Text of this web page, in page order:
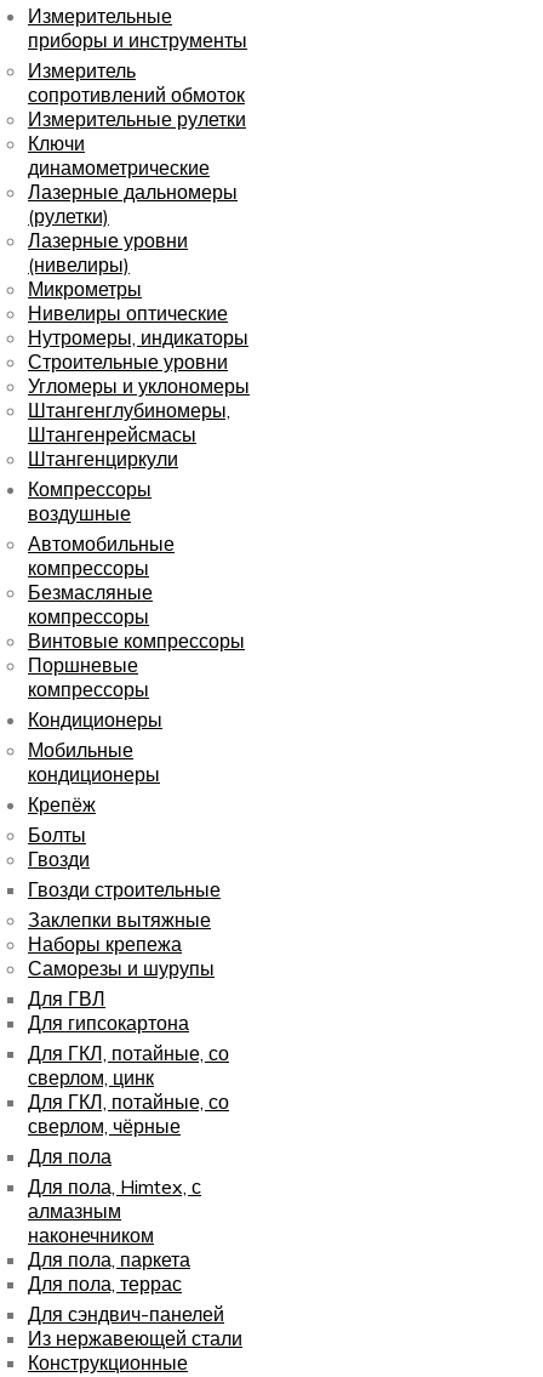
Измерительные
приборы и инструменты
Измеритель
сопротивлений обмоток
Измерительные рулетки
Ключи
динамометрические
Лазерные дальномеры
(рулетки)
Лазерные уровни
(нивелиры)
Микрометры
Нивелиры оптические
Нутромеры, индикаторы
Строительные уровни
Угломеры и уклономеры
Штангенглубиномеры,
Штангенрейсмасы
Штангенциркули
Компрессоры
воздушные
Автомобильные
компрессоры
Безмасляные
компрессоры
Винтовые компрессоры
Поршневые
компрессоры
Кондиционеры
Мобильные
кондиционеры
Крепёж
Болты
Гвозди
Гвозди строительные
Заклепки вытяжные
Наборы крепежа
Саморезы и шурупы
Для ГВЛ
Для гипсокартона
Для ГКЛ, потайные, со
сверлом, цинк
Для ГКЛ, потайные, со
сверлом, чёрные
Для пола
Для пола, Himtex, с
алмазным
наконечником
Для пола, паркета
Для пола, террас
Для сэндвич-панелей
Из нержавеющей стали
Конструкционные